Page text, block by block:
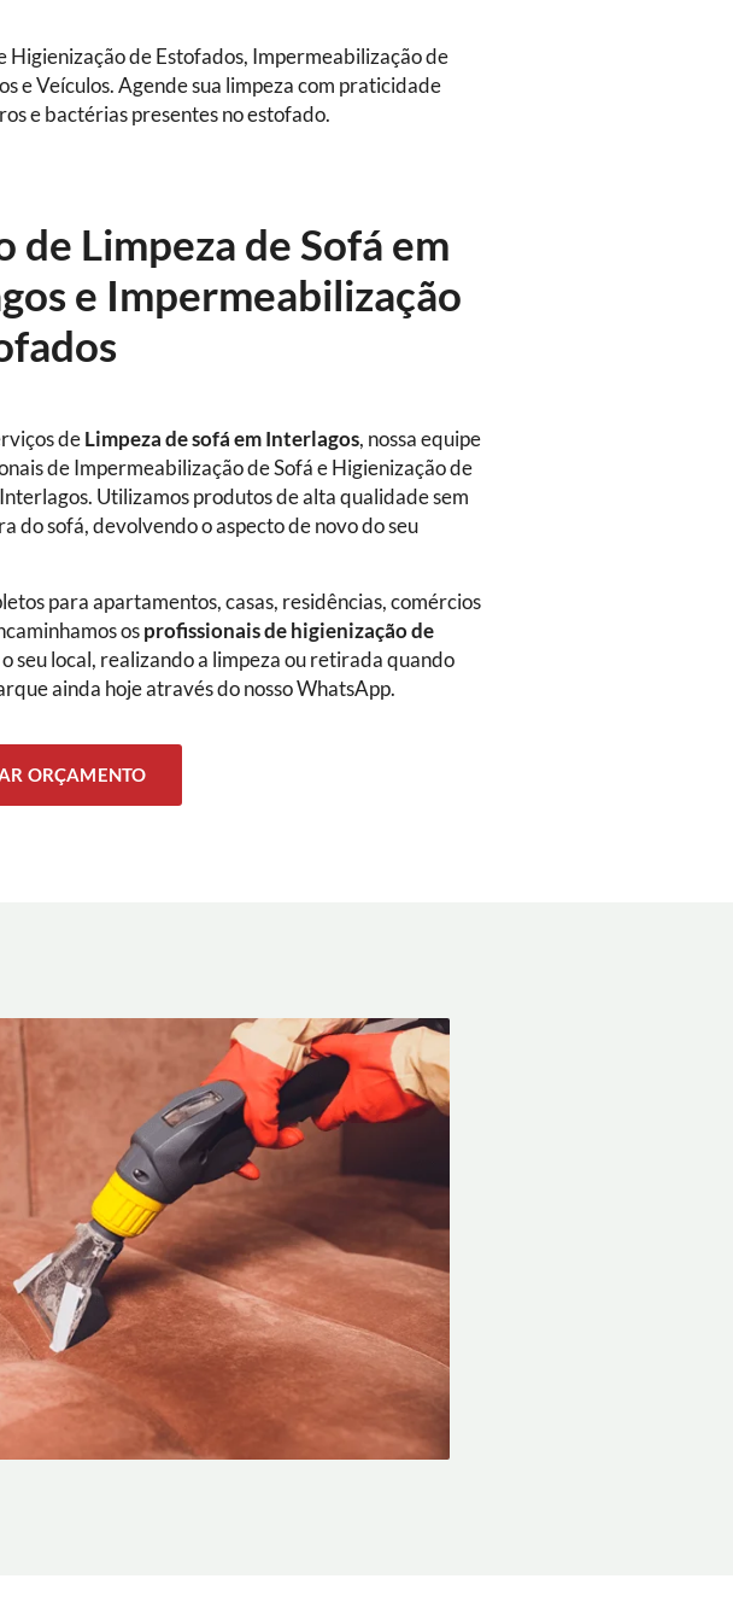
Higienização de Estofados, Impermeabilização de
e Veículos. Agende sua limpeza com praticidade
e bactérias presentes no estofado.
de Limpeza de Sofá em
e Impermeabilização
deLimpeza de sofáem Interlagos, nossa equipe
de Impermeabilização de Sofá e Higienização de
Utilizamos produtos de alta qualidade sem
do sofá, devolvendo o aspecto de novo do seu
para apartamentos, casas, residências, comércios
os profissionais de higienização de
seu local, realizando a limpeza ou retirada quando
ainda hoje através do nosso WhatsApp.
ORÇAMENTO